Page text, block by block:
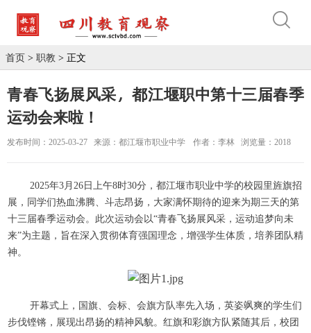
首页 > 职教 > 正文
青春飞扬展风采，都江堰职中第十三届春季
运动会来啦！
发布时间：2025-03-27 来源：都江堰市职业中学 作者：李林 浏览量：2018
2025年3月26日上午8时30分，都江堰市职业中学的校园里旌旗招
展，同学们热血沸腾、斗志昂扬，大家满怀期待的迎来为期三天的第
十三届春季运动会。此次运动会以“青春飞扬展风采，运动追梦向未
来”为主题，旨在深入贯彻体育强国理念，增强学生体质，培养团队精
神。
开幕式上，国旗、会标、会旗方队率先入场，英姿飒爽的学生们
步伐铿锵，展现出昂扬的精神风貌。红旗和彩旗方队紧随其后，校团